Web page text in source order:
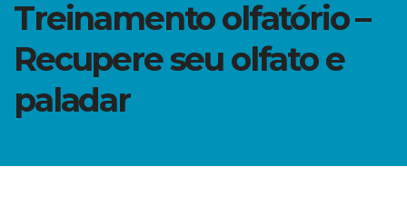
Treinamento olfatório –
Recupere seu olfato e
paladar